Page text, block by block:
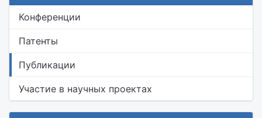
Конференции
Патенты
Публикации
Участие в научных проектах